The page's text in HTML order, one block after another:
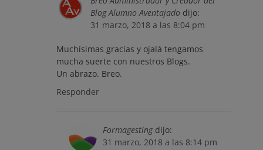
Blog Alumno Aventajado dijo:
31 marzo, 2018 a las 8:04 pm
Muchísimas gracias y ojalá tengamos
mucha suerte con nuestros Blogs.
Un abrazo. Breo.
Responder
Formagesting dijo:
31 marzo, 2018 a las 8:14 pm